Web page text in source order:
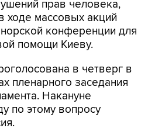
прав человека,
ходе массовых акций
конференции для
помощи Киеву.
в четверг в
пленарного заседания
Накануне
по этому вопросу